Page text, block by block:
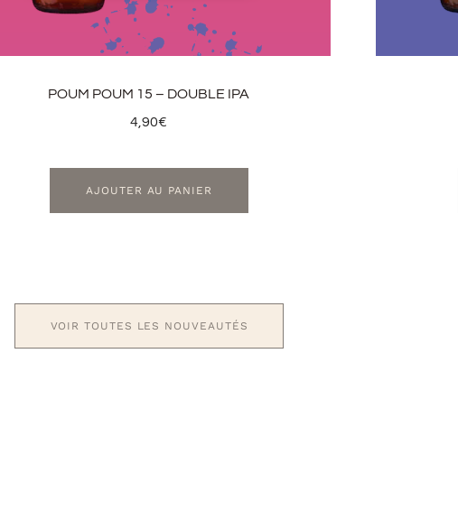
POUM POUM 15 – DOUBLE IPA
4,90€
AJOUTER AU PANIER
VOIR TOUTES LES NOUVEAUTÉS